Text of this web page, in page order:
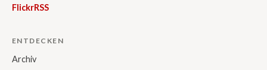
FlickrRSS
ENTDECKEN
Archiv